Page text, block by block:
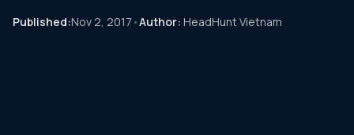
Published:Nov 2, 2017 •Author: HeadHunt Vietnam